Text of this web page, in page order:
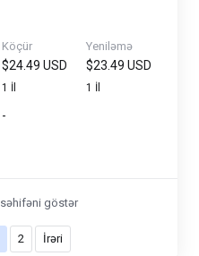
Köçür
$24.49 USD
1 İl
Yeniləmə
$23.49 USD
1 İl
-
2 İrəri
səhifəni göstər